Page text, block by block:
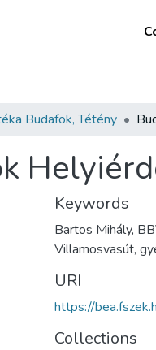
Budafok, Tétény
Keywords
Bartos Mihály,
Villamosvasút,
URI
https://
Collections